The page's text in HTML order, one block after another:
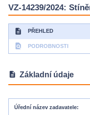
VZ-14239/2024:
description PŘEHLED
find_in_page PODROBNOSTI
description Základní údaje
Úřední název zadavatele